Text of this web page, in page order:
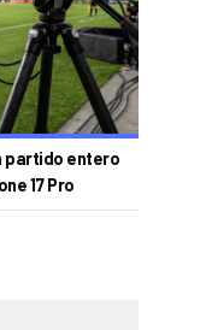
partido entero
17 Pro